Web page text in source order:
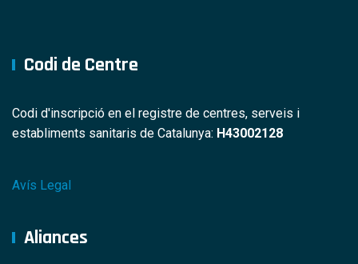
Codi de Centre
Codi d'inscripció en el registre de centres, serveis i
establiments sanitaris de Catalunya: H43002128
Avís Legal
Aliances